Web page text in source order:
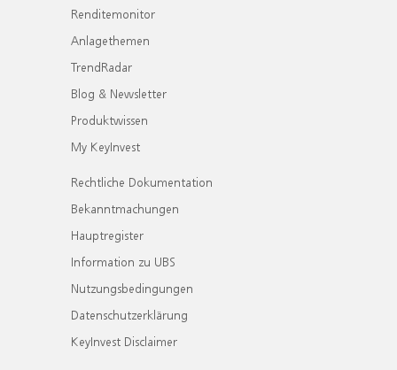
Renditemonitor
Anlagethemen
TrendRadar
Blog & Newsletter
Produktwissen
My KeyInvest
Rechtliche Dokumentation
Bekanntmachungen
Hauptregister
Information zu UBS
Nutzungsbedingungen
Datenschutzerklärung
KeyInvest Disclaimer